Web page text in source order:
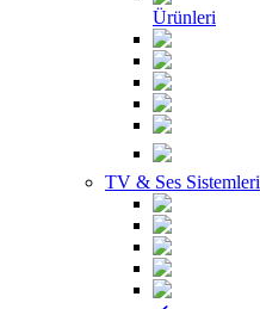
Ürünleri
TV & Ses Sistemleri